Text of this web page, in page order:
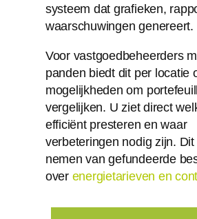
systeem dat grafieken,
waarschuwingen genereert.
Voor vastgoedbeheerders
panden biedt dit per locatie
mogelijkheden om
vergelijken. U ziet direct
efficiënt presteren en waar
verbeteringen nodig zijn.
nemen van gefundeerde
over energietarieven en